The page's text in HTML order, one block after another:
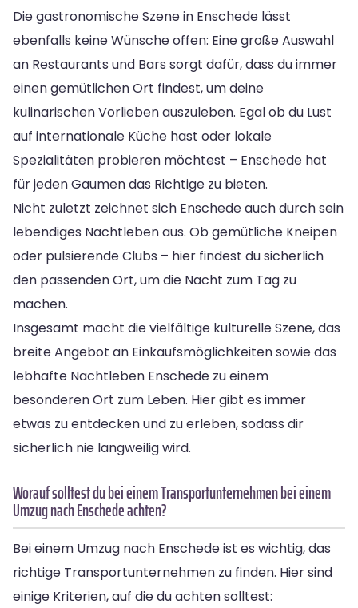
Die gastronomische Szene in Enschede lässt
ebenfalls keine Wünsche offen: Eine große Auswahl
an Restaurants und Bars sorgt dafür, dass du immer
einen gemütlichen Ort findest, um deine
kulinarischen Vorlieben auszuleben. Egal ob du Lust
auf internationale Küche hast oder lokale
Spezialitäten probieren möchtest – Enschede hat
für jeden Gaumen das Richtige zu bieten.
Nicht zuletzt zeichnet sich Enschede auch durch sein
lebendiges Nachtleben aus. Ob gemütliche Kneipen
oder pulsierende Clubs – hier findest du sicherlich
den passenden Ort, um die Nacht zum Tag zu
machen.
Insgesamt macht die vielfältige kulturelle Szene, das
breite Angebot an Einkaufsmöglichkeiten sowie das
lebhafte Nachtleben Enschede zu einem
besonderen Ort zum Leben. Hier gibt es immer
etwas zu entdecken und zu erleben, sodass dir
sicherlich nie langweilig wird.
Worauf solltest du bei einem Transportunternehmen bei einem
Umzug nach Enschede achten?
Bei einem Umzug nach Enschede ist es wichtig, das
richtige Transportunternehmen zu finden. Hier sind
einige Kriterien, auf die du achten solltest: